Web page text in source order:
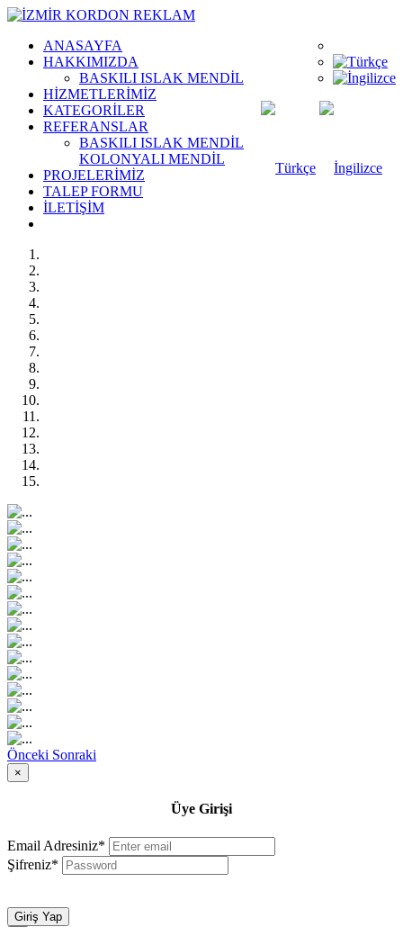
ANASAYFA
HAKKIMIZDA
BASKILI ISLAK MENDİL
HİZMETLERİMİZ
KATEGORİLER
REFERANSLAR
BASKILI ISLAK MENDİL
KOLONYALI MENDİL
PROJELERİMİZ
TALEP FORMU
İLETİŞİM
Önceki Sonraki
×
Üye Girişi
Email Adresiniz*
Şifreniz*
Giriş Yap